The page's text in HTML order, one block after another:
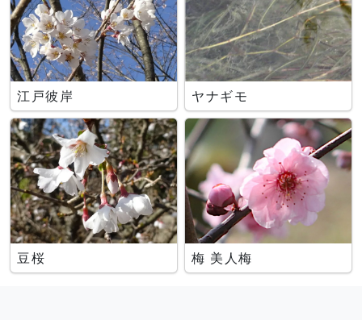
江戸彼岸 ヤナギモ
豆桜 梅 美人梅